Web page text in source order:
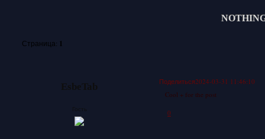
Страница: 1
Поделиться2024-03-31 11:46:10
EsbeTab
Гость
Cool + for the post
0